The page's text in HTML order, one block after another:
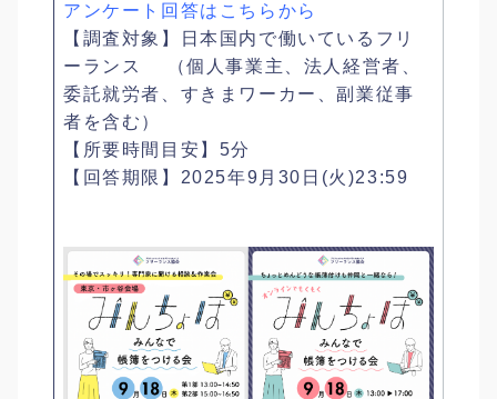
アンケート回答はこちらから
【調査対象】日本国内で働いているフリ
ーランス （個人事業主、法人経営者、
委託就労者、すきまワーカー、副業従事
者を含む）
【所要時間目安】5分
【回答期限】2025年9月30日(火)23:59